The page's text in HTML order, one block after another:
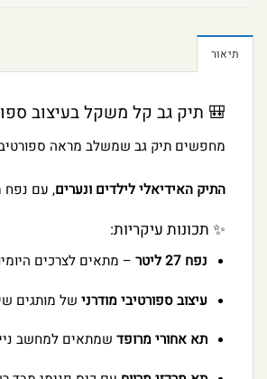
תיאור
🎒 תיק גב קל משקל בעיצוב
מחפשים תיק גב שמשלב מראה
התיק האידיאלי לילדים ונערים, עם נפח מרווח של 27 ליטר, חלוקה חכמה
✨ תכונות עיקריות:
נפח 27 ליטר
– מתאים לצרכים
עיצוב ספורטיבי מודרנישל מותגים
תא אחורי מרופדשמתאים למחשב